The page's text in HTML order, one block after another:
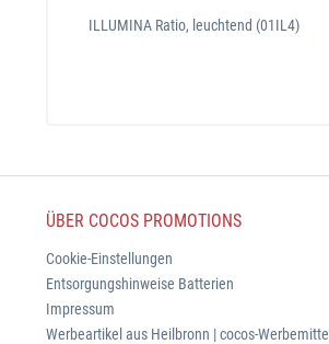
ILLUMINA Ratio, leuchtend (01IL4)
ÜBER COCOS PROMOTIONS
Cookie-Einstellungen
Entsorgungshinweise Batterien
Impressum
Werbeartikel aus Heilbronn | cocos-Werbemittel